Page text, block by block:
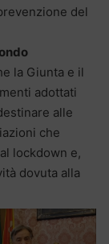
del
la Giunta e il
adottati
alle
che
lockdown e,
dovuta alla